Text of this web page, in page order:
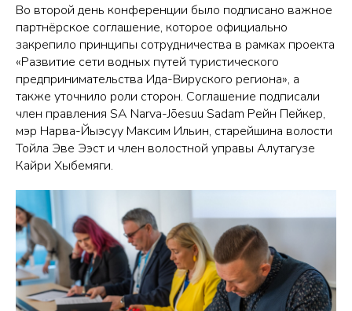
Во второй день конференции было подписано важное
партнёрское соглашение, которое официально
закрепило принципы сотрудничества в рамках проекта
«Развитие сети водных путей туристического
предпринимательства Ида-Вируского региона», а
также уточнило роли сторон. Соглашение подписали
член правления SA Narva-Jõesuu Sadam Рейн Пейкер,
мэр Нарва-Йыэсуу Максим Ильин, старейшина волости
Тойла Эве Ээст и член волостной управы Алутагузе
Кайри Хыбемяги.